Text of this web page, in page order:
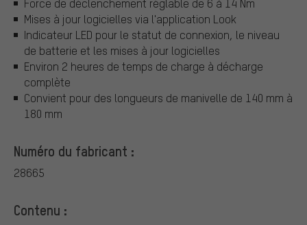
Force de déclenchement réglable de 6 à 14 Nm
Mises à jour logicielles via l'application Look
Indicateur LED pour le statut de connexion, le niveau
de batterie et les mises à jour logicielles
Environ 2 heures de temps de charge à décharge
complète
Convient pour des longueurs de manivelle de 140 mm à
180 mm
Numéro du fabricant :
28665
Contenu :